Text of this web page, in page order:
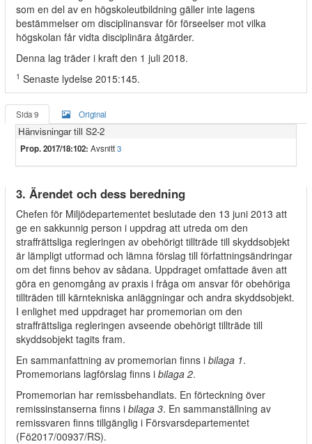
som en del av en högskoleutbildning gäller inte lagens
bestämmelser om disciplinansvar för förseelser mot vilka
högskolan får vidta disciplinära åtgärder.
Denna lag träder i kraft den 1 juli 2018.
1 Senaste lydelse 2015:145.
Sida 9 Original
Hänvisningar till S2-2
Prop. 2017/18:102: Avsnitt3
3. Ärendet och dess beredning
Chefen för Miljödepartementet beslutade den 13 juni 2013 att
ge en sakkunnig person i uppdrag att utreda om den
straffrättsliga regleringen av obehörigt tillträde till skyddsobjekt
är lämpligt utformad och lämna förslag till författningsändringar
om det finns behov av sådana. Uppdraget omfattade även att
göra en genomgång av praxis i fråga om ansvar för obehöriga
tillträden till kärntekniska anläggningar och andra skyddsobjekt.
I enlighet med uppdraget har promemorian om den
straffrättsliga regleringen avseende obehörigt tillträde till
skyddsobjekt tagits fram.
En sammanfattning av promemorian finns i bilaga 1.
Promemorians lagförslag finns i bilaga 2.
Promemorian har remissbehandlats. En förteckning över
remissinstanserna finns i bilaga 3. En sammanställning av
remissvaren finns tillgänglig i Försvarsdepartementet
(Fö2017/00937/RS).